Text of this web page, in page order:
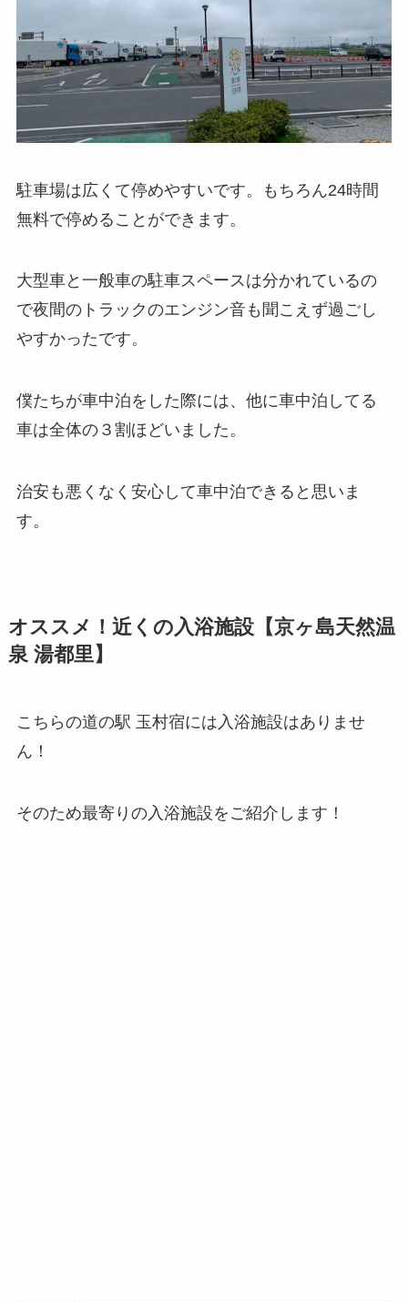
駐車場は広くて停めやすいです。もちろん24時間
無料で停めることができます。
大型車と一般車の駐車スペースは分かれているの
で夜間のトラックのエンジン音も聞こえず過ごし
やすかったです。
僕たちが車中泊をした際には、他に車中泊してる
車は全体の３割ほどいました。
治安も悪くなく安心して車中泊できると思いま
す。
オススメ！近くの入浴施設【京ヶ島天然温
泉 湯都里】
こちらの道の駅 玉村宿には入浴施設はありませ
ん！
そのため最寄りの入浴施設をご紹介します！